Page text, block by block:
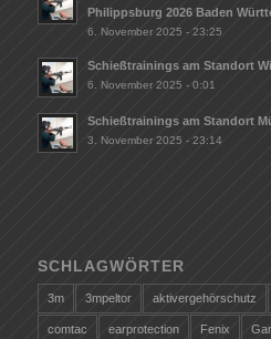
Philippsburg 2026 Baden
6. November 2025 - 23:25
Schießtrainings am Standort
6. November 2025 - 0:01
Schießtrainings am Standort
3. November 2025 - 23:14
SCHLAGWÖRTER
3m 3mpeltor aktivergehörschutz
comtac earprotection Fenix